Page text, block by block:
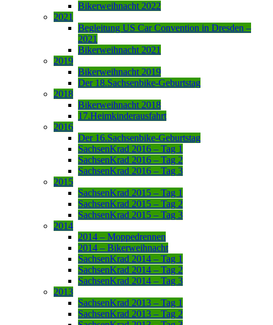
Bikerweihnacht 2022
2021
Begleitung US Car Convention in Dresden –
2021
Bikerweihnacht 2021
2019
Bikerweihnacht 2019
Der 18.Sachsenbike-Geburtstag
2018
Bikerweihnacht 2018
17.Heimkinderausfahrt
2016
Der 16.Sachsenbike-Geburtstag
SachsenKrad 2016 – Tag 1
SachsenKrad 2016 – Tag 2
SachsenKrad 2016 – Tag 3
2015
SachsenKrad 2015 – Tag 1
SachsenKrad 2015 – Tag 2
SachsenKrad 2015 – Tag 3
2014
2014 – Moppedrennen
2014 – Bikerweihnacht
SachsenKrad 2014 – Tag 1
SachsenKrad 2014 – Tag 2
SachsenKrad 2014 – Tag 3
2013
SachsenKrad 2013 – Tag 1
SachsenKrad 2013 – Tag 2